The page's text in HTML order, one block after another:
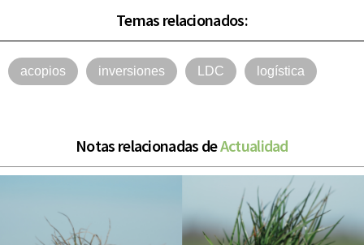
Temas relacionados:
acopios inversiones LDC logística
Notas relacionadas deActualidad